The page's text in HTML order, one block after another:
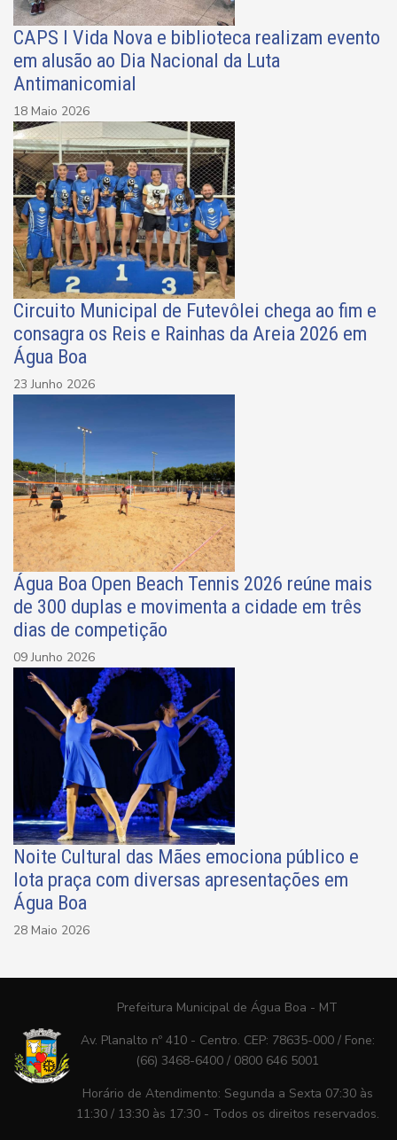
CAPS I Vida Nova e biblioteca realizam evento
em alusão ao Dia Nacional da Luta
Antimanicomial
18 Maio 2026
Circuito Municipal de Futevôlei chega ao fim e
consagra os Reis e Rainhas da Areia 2026 em
Água Boa
23 Junho 2026
Água Boa Open Beach Tennis 2026 reúne mais
de 300 duplas e movimenta a cidade em três
dias de competição
09 Junho 2026
Noite Cultural das Mães emociona público e
lota praça com diversas apresentações em
Água Boa
28 Maio 2026
Prefeitura Municipal de Água Boa - MT
Av. Planalto nº 410 - Centro. CEP: 78635-000 / Fone:
(66) 3468-6400 / 0800 646 5001
Horário de Atendimento: Segunda a Sexta 07:30 às
11:30 / 13:30 às 17:30 - Todos os direitos reservados.